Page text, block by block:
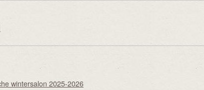
wintersalon 2025-2026